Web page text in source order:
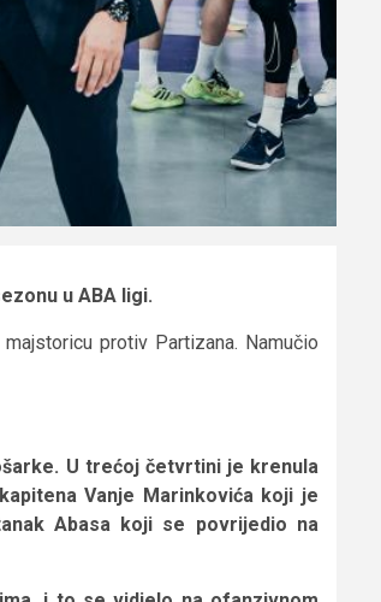
u ABA ligi.
protiv Partizana. Namučio
U trećoj četvrtini je krenula
Vanje Marinkovića koji je
Abasa koji se povrijedio na